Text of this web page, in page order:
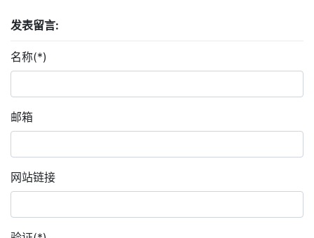
发表留言:
名称(*)
邮箱
网站链接